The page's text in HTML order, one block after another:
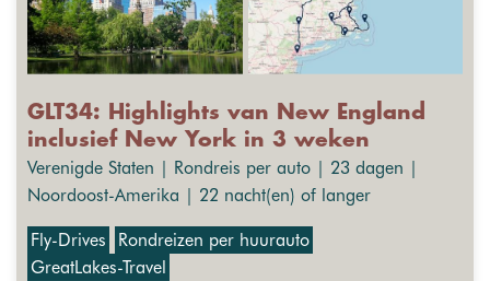
GLT34: Highlights van New England
inclusief New York in 3 weken
Verenigde Staten | Rondreis per auto | 23 dagen |
Noordoost-Amerika | 22 nacht(en) of langer
Fly-Drives
Rondreizen per huurauto
GreatLakes-Travel